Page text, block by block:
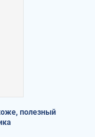
полезный